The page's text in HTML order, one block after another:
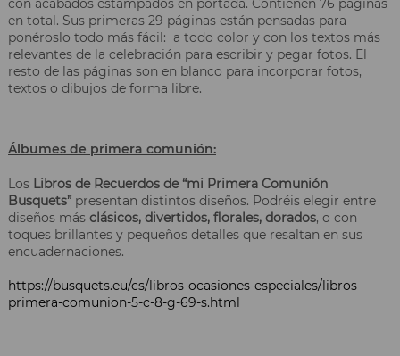
en total. Sus primeras 29 páginas están pensadas para
ponéroslo todo más fácil: a todo color y con los textos más
relevantes de la celebración para escribir y pegar fotos. El
resto de las páginas son en blanco para incorporar fotos,
textos o dibujos de forma libre.
Álbumes de primera comunión:
Los Libros de Recuerdos de “mi Primera Comunión
Busquets” presentan distintos diseños. Podréis elegir entre
diseños más clásicos, divertidos, florales, dorados, o con
toques brillantes y pequeños detalles que resaltan en sus
encuadernaciones.
https://busquets.eu/cs/libros-ocasiones-especiales/libros-
primera-comunion-5-c-8-g-69-s.html